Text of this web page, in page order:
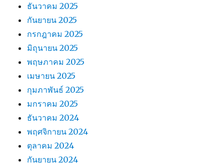
ธันวาคม 2025
กันยายน 2025
กรกฎาคม 2025
มิถุนายน 2025
พฤษภาคม 2025
เมษายน 2025
กุมภาพันธ์ 2025
มกราคม 2025
ธันวาคม 2024
พฤศจิกายน 2024
ตุลาคม 2024
กันยายน 2024